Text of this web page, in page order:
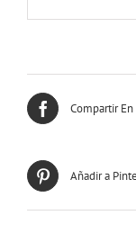
Compartir
Añadir a